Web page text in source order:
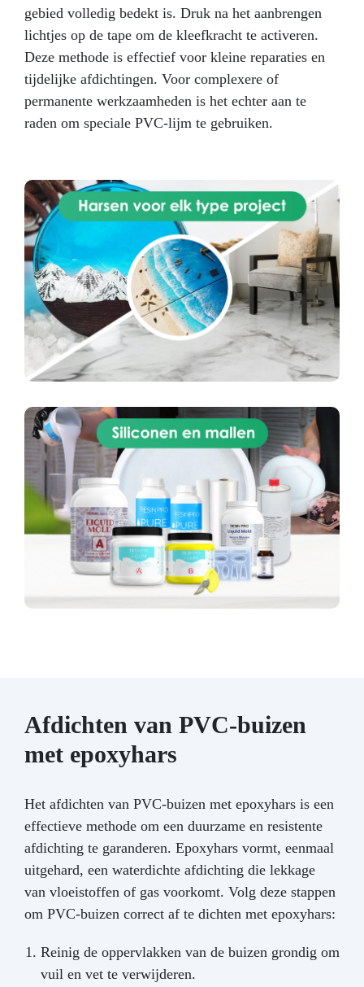
gebied volledig bedekt is. Druk na het aanbrengen
lichtjes op de tape om de kleefkracht te activeren.
Deze methode is effectief voor kleine reparaties en
tijdelijke afdichtingen. Voor complexere of
permanente werkzaamheden is het echter aan te
raden om speciale PVC-lijm te gebruiken.
Afdichten van PVC-buizen
met epoxyhars
Het afdichten van PVC-buizen met epoxyhars is een
effectieve methode om een duurzame en resistente
afdichting te garanderen. Epoxyhars vormt, eenmaal
uitgehard, een waterdichte afdichting die lekkage
van vloeistoffen of gas voorkomt. Volg deze stappen
om PVC-buizen correct af te dichten met epoxyhars:
Reinig de oppervlakken van de buizen grondig om
vuil en vet te verwijderen.